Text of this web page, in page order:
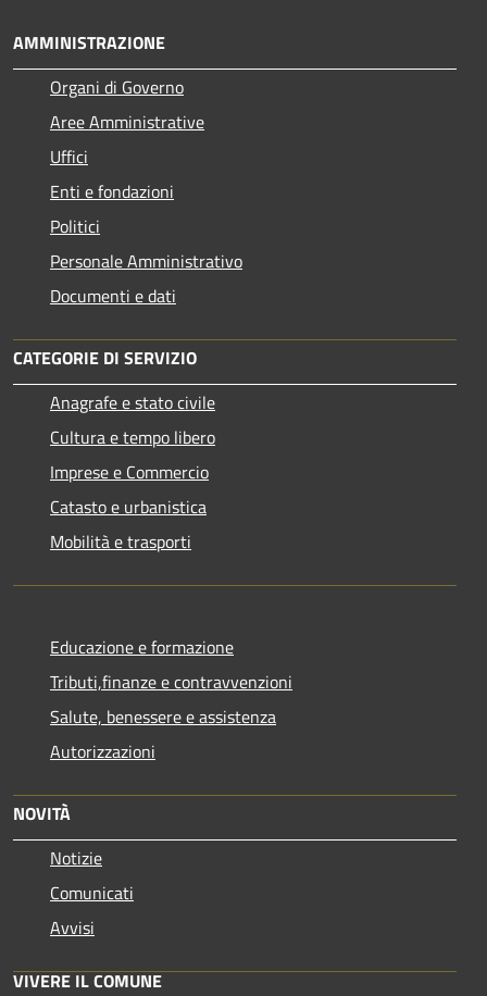
AMMINISTRAZIONE
Organi di Governo
Aree Amministrative
Uffici
Enti e fondazioni
Politici
Personale Amministrativo
Documenti e dati
CATEGORIE DI SERVIZIO
Anagrafe e stato civile
Cultura e tempo libero
Imprese e Commercio
Catasto e urbanistica
Mobilità e trasporti
Educazione e formazione
Tributi,finanze e contravvenzioni
Salute, benessere e assistenza
Autorizzazioni
NOVITÀ
Notizie
Comunicati
Avvisi
VIVERE IL COMUNE